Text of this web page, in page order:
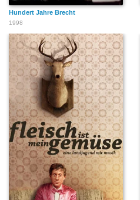
Hundert Jahre Brecht
1998